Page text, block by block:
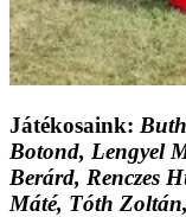
Játékosaink:
Botond, Lengyel
Berárd, Renczes
Máté, Tóth